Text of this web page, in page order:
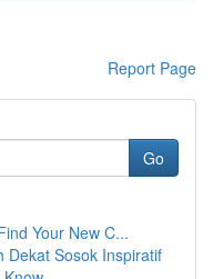
Report Page
Go
Your New C...
Dekat Sosok Inspiratif